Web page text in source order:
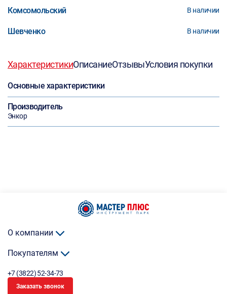
Комсомольский В наличии
Шевченко В наличии
ХарактеристикиОписаниеОтзывыУсловия покупки
Основные характеристики
Производитель
Энкор
О компании
Покупателям
+7 (3822) 52-34-73
Заказать звонок